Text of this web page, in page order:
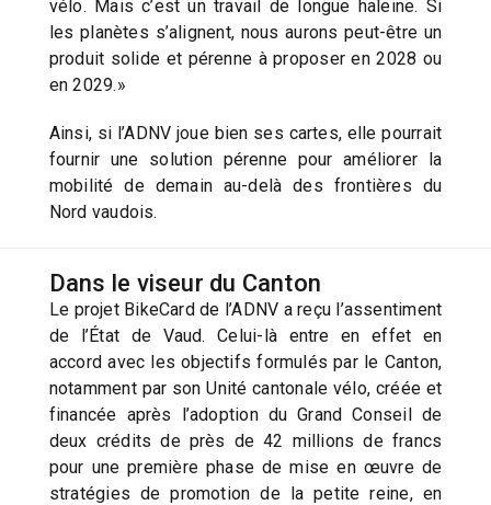
vélo. Mais c’est un travail de longue haleine. Si
les planètes s’alignent, nous aurons peut-être un
produit solide et pérenne à proposer en 2028 ou
en 2029.»
Ainsi, si l’ADNV joue bien ses cartes, elle pourrait
fournir une solution pérenne pour améliorer la
mobilité de demain au-delà des frontières du
Nord vaudois.
Dans le viseur du Canton
Le projet BikeCard de l’ADNV a reçu l’assentiment
de l’État de Vaud. Celui-là entre en effet en
accord avec les objectifs formulés par le Canton,
notamment par son Unité cantonale vélo, créée et
financée après l’adoption du Grand Conseil de
deux crédits de près de 42 millions de francs
pour une première phase de mise en œuvre de
stratégies de promotion de la petite reine, en